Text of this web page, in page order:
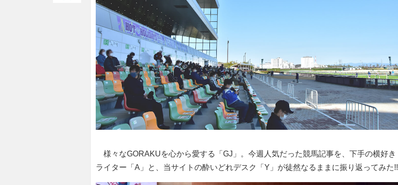
様々なGORAKUを心から愛する「GJ」。今週人気だった競馬記事を、下手の横好き
ライター「A」と、当サイトの酔いどれデスク「Y」が徒然なるままに振り返ってみた!!